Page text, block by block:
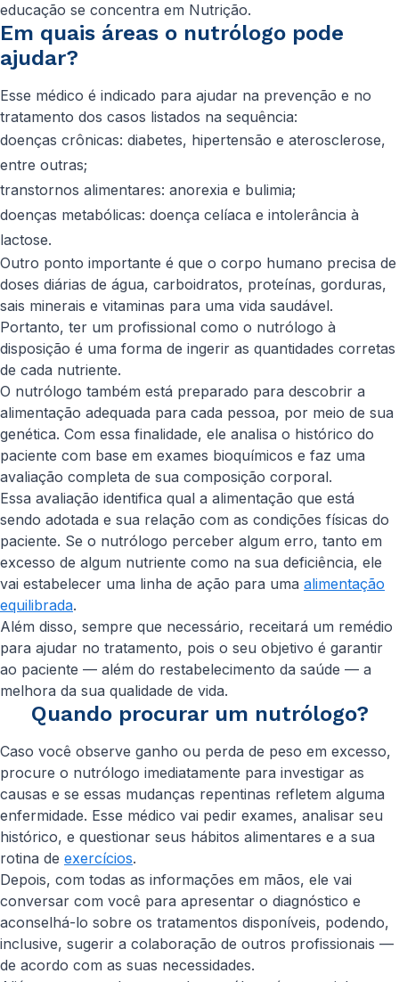
educação se concentra em Nutrição.
Em quais áreas o nutrólogo pode
ajudar?
Esse médico é indicado para ajudar na prevenção e no
tratamento dos casos listados na sequência:
doenças crônicas: diabetes, hipertensão e aterosclerose,
entre outras;
transtornos alimentares: anorexia e bulimia;
doenças metabólicas: doença celíaca e intolerância à
lactose.
Outro ponto importante é que o corpo humano precisa de
doses diárias de água, carboidratos, proteínas, gorduras,
sais minerais e vitaminas para uma vida saudável.
Portanto, ter um profissional como o nutrólogo à
disposição é uma forma de ingerir as quantidades corretas
de cada nutriente.
O nutrólogo também está preparado para descobrir a
alimentação adequada para cada pessoa, por meio de sua
genética. Com essa finalidade, ele analisa o histórico do
paciente com base em exames bioquímicos e faz uma
avaliação completa de sua composição corporal.
Essa avaliação identifica qual a alimentação que está
sendo adotada e sua relação com as condições físicas do
paciente. Se o nutrólogo perceber algum erro, tanto em
excesso de algum nutriente como na sua deficiência, ele
vai estabelecer uma linha de ação para uma alimentação
equilibrada.
Além disso, sempre que necessário, receitará um remédio
para ajudar no tratamento, pois o seu objetivo é garantir
ao paciente — além do restabelecimento da saúde — a
melhora da sua qualidade de vida.
Quando procurar um nutrólogo?
Caso você observe ganho ou perda de peso em excesso,
procure o nutrólogo imediatamente para investigar as
causas e se essas mudanças repentinas refletem alguma
enfermidade. Esse médico vai pedir exames, analisar seu
histórico, e questionar seus hábitos alimentares e a sua
rotina de exercícios.
Depois, com todas as informações em mãos, ele vai
conversar com você para apresentar o diagnóstico e
aconselhá-lo sobre os tratamentos disponíveis, podendo,
inclusive, sugerir a colaboração de outros profissionais —
de acordo com as suas necessidades.